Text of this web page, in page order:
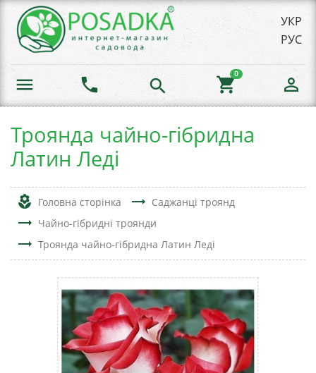
УКР
РУС
menu phone search shopping_cart
0
person_outline
Троянда чайно-гібридна
Латин Леді
local_florist Головна сторінка trending_flat Саджанці троянд
trending_flat Чайно-гібридні троянди
trending_flat Троянда чайно-гібридна Латин Леді